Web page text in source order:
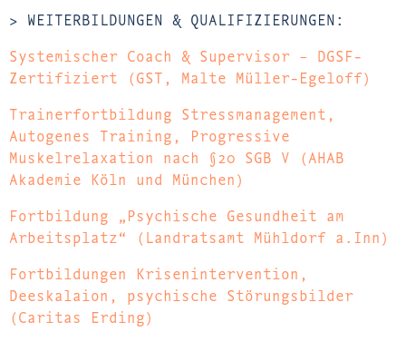
> WEITERBILDUNGEN & QUALIFIZIERUNGEN:
Systemischer Coach & Supervisor – DGSF-
Zertifiziert (GST, Malte Müller-Egeloff)
Trainerfortbildung Stressmanagement,
Autogenes Training, Progressive
Muskelrelaxation nach §20 SGB V (AHAB
Akademie Köln und München)
Fortbildung „Psychische Gesundheit am
Arbeitsplatz“ (Landratsamt Mühldorf a.Inn)
Fortbildungen Krisenintervention,
Deeskalaion, psychische Störungsbilder
(Caritas Erding)